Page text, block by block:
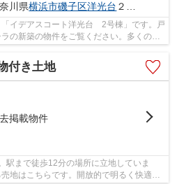
川県横浜市磯子区洋光台 ２丁目18-34
イデアスコート洋光台 2号棟」です。戸
の新築の物件をご覧ください。多くの方
付き土地
掲載物件
駅まで徒歩12分の場所に立地していま
地はこちらです。開放的で明るく快適に